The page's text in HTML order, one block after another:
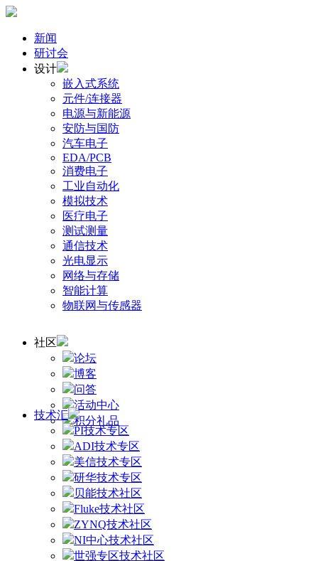
新闻
研讨会
设计
嵌入式系统
元件/连接器
电源与新能源
安防与国防
汽车电子
EDA/PCB
消费电子
工业自动化
模拟技术
医疗电子
测试测量
通信技术
光电显示
网络与存储
智能计算
物联网与传感器
社区
论坛
博客
问答
活动中心
积分礼品
技术汇
PI技术专区
ADI技术专区
美信技术专区
研华技术专区
贝能技术社区
Fluke技术社区
ZYNQ技术社区
NI中心技术社区
世强专区技术社区